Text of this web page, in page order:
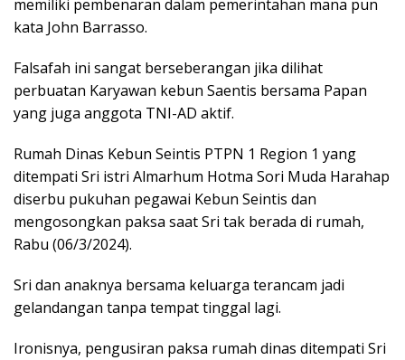
memiliki pembenaran dalam pemerintahan mana pun
kata John Barrasso.
Falsafah ini sangat berseberangan jika dilihat
perbuatan Karyawan kebun Saentis bersama Papan
yang juga anggota TNI-AD aktif.
Rumah Dinas Kebun Seintis PTPN 1 Region 1 yang
ditempati Sri istri Almarhum Hotma Sori Muda Harahap
diserbu pukuhan pegawai Kebun Seintis dan
mengosongkan paksa saat Sri tak berada di rumah,
Rabu (06/3/2024).
Sri dan anaknya bersama keluarga terancam jadi
gelandangan tanpa tempat tinggal lagi.
Ironisnya, pengusiran paksa rumah dinas ditempati Sri